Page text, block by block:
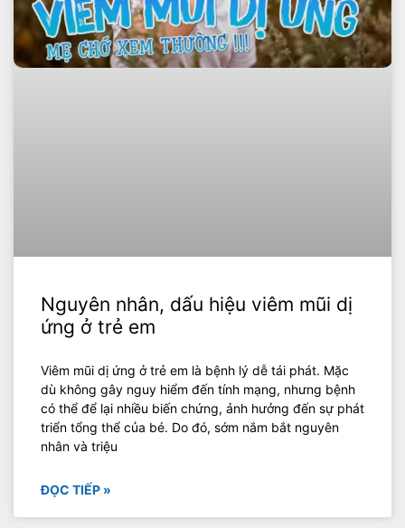
Nguyên nhân, dấu hiệu viêm mũi dị
ứng ở trẻ em
Viêm mũi dị ứng ở trẻ em là bệnh lý dễ tái phát. Mặc
dù không gây nguy hiểm đến tính mạng, nhưng bệnh
có thể để lại nhiều biến chứng, ảnh hưởng đến sự phát
triển tổng thể của bé. Do đó, sớm nắm bắt nguyên
nhân và triệu
ĐỌC TIẾP »